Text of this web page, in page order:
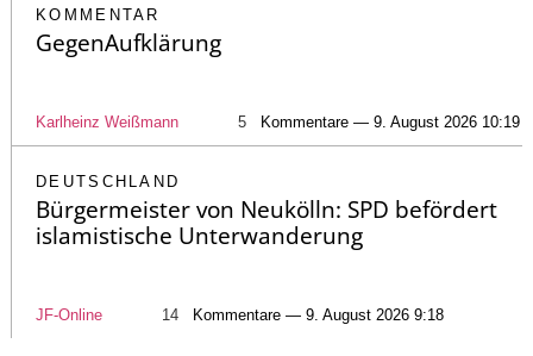
KOMMENTAR
GegenAufklärung
Karlheinz Weißmann 5 Kommentare — 9. August 2026 10:19
DEUTSCHLAND
Bürgermeister von Neukölln: SPD befördert
islamistische Unterwanderung
JF-Online 14 Kommentare — 9. August 2026 9:18